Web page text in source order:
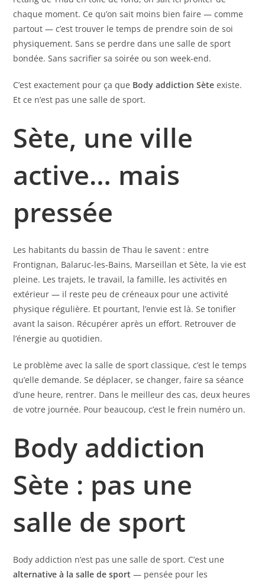
chaque moment. Ce qu’on sait moins bien faire — comme
partout — c’est trouver le temps de prendre soin de soi
physiquement. Sans se perdre dans une salle de sport
bondée. Sans sacrifier sa soirée ou son week-end.
C’est exactement pour ça que Body addiction Sète existe.
Et ce n’est pas une salle de sport.
Sète, une ville
active… mais
pressée
Les habitants du bassin de Thau le savent : entre
Frontignan, Balaruc-les-Bains, Marseillan et Sète, la vie est
pleine. Les trajets, le travail, la famille, les activités en
extérieur — il reste peu de créneaux pour une activité
physique régulière. Et pourtant, l’envie est là. Se tonifier
avant la saison. Récupérer après un effort. Retrouver de
l’énergie au quotidien.
Le problème avec la salle de sport classique, c’est le temps
qu’elle demande. Se déplacer, se changer, faire sa séance
d’une heure, rentrer. Dans le meilleur des cas, deux heures
de votre journée. Pour beaucoup, c’est le frein numéro un.
Body addiction
Sète : pas une
salle de sport
Body addiction n’est pas une salle de sport. C’est une
alternative à la salle de sport — pensée pour les